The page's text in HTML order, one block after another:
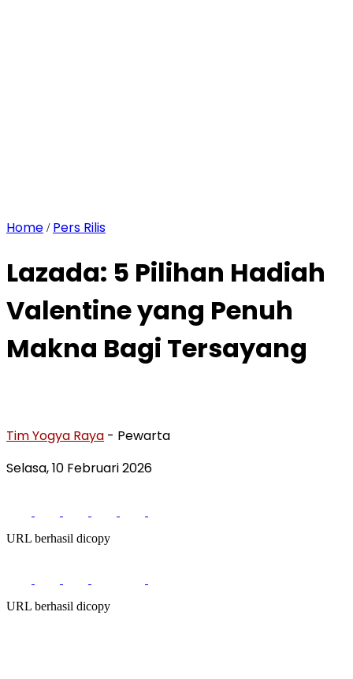
Home / Pers Rilis
Lazada: 5 Pilihan Hadiah
Valentine yang Penuh
Makna Bagi Tersayang
Tim Yogya Raya - Pewarta
Selasa, 10 Februari 2026
URL berhasil dicopy
URL berhasil dicopy